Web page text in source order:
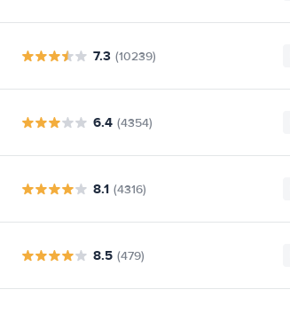
7.3 (10239)
6.4 (4354)
8.1 (4316)
8.5 (479)